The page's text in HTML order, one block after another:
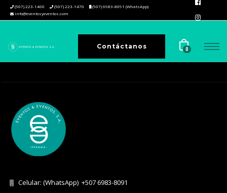
(507) 223-1460 (507) 223-1470
(507) 6983-8091 (WhatsApp)
info@eventosyeventos.com
Contáctanos 0
Celular: (WhatsApp) +507 6983-8091